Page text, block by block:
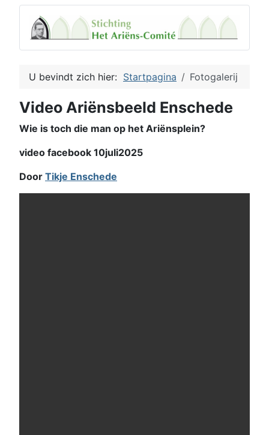
U bevindt zich hier: Startpagina Fotogalerij
Video Ariënsbeeld Enschede
Wie is toch die man op het Ariënsplein?
video facebook 10juli2025
Door Tikje Enschede